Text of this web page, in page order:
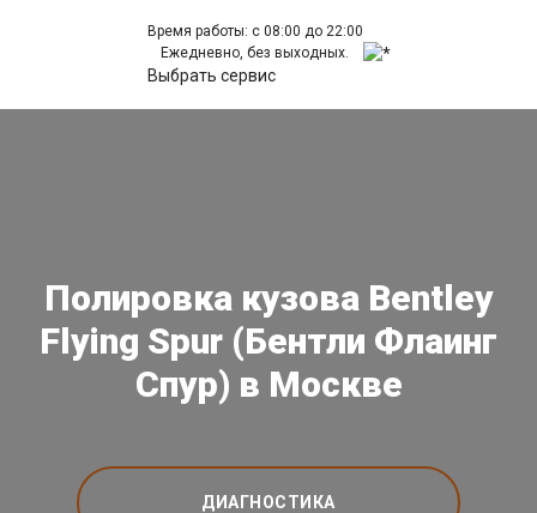
Время работы: с 08:00 до 22:00
Ежедневно, без выходных.
Выбрать сервис
Полировка кузова Bentley
Flying Spur (Бентли Флаинг
Спур) в Москве
ДИАГНОСТИКА